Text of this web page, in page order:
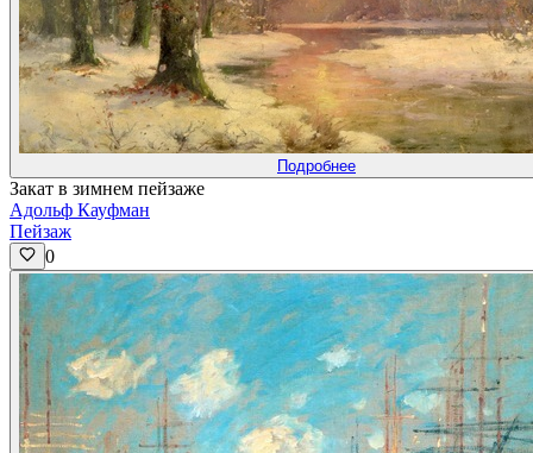
Подробнее
Закат в зимнем пейзаже
Адольф Кауфман
Пейзаж
0